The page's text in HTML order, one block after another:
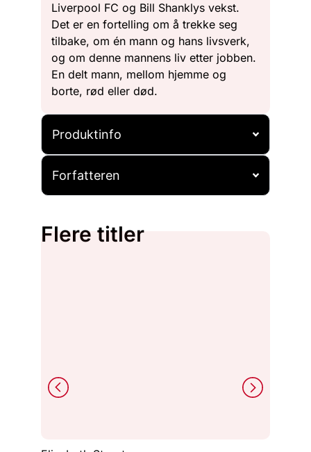
Liverpool FC og Bill Shanklys vekst.
Det er en fortelling om å trekke seg
tilbake, om én mann og hans livsverk,
og om denne mannens liv etter jobben.
En delt mann, mellom hjemme og
borte, rød eller død.
Produktinfo
Forfatteren
Flere titler